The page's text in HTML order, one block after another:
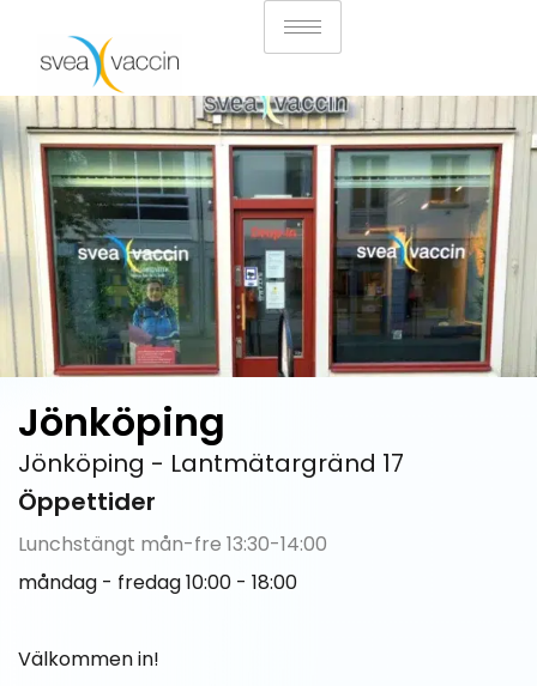
Jönköping
Jönköping - Lantmätargränd 17
Öppettider
Lunchstängt mån-fre 13:30-14:00
måndag - fredag 10:00 - 18:00
Välkommen in!